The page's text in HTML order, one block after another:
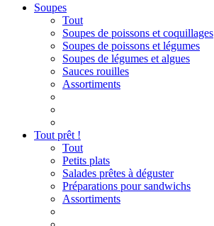
Soupes
Tout
Soupes de poissons et coquillages
Soupes de poissons et légumes
Soupes de légumes et algues
Sauces rouilles
Assortiments
Tout prêt !
Tout
Petits plats
Salades prêtes à déguster
Préparations pour sandwichs
Assortiments